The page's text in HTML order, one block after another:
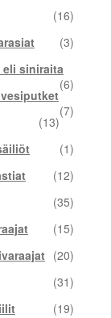
(16)
(3)
eli siniraita
(6)
(7)
(13)
(1)
(12)
(35)
(15)
(20)
(31)
(19)